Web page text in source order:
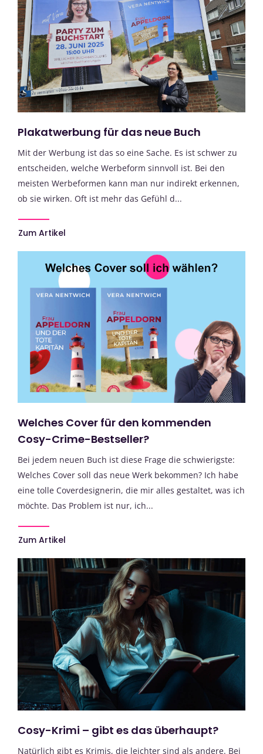
Plakatwerbung für das neue Buch
Mit der Werbung ist das so eine Sache. Es ist schwer zu
entscheiden, welche Werbeform sinnvoll ist. Bei den
meisten Werbeformen kann man nur indirekt erkennen,
ob sie wirken. Oft ist mehr das Gefühl d...
Zum Artikel
Welches Cover für den kommenden
Cosy-Crime-Bestseller?
Bei jedem neuen Buch ist diese Frage die schwierigste:
Welches Cover soll das neue Werk bekommen? Ich habe
eine tolle Coverdesignerin, die mir alles gestaltet, was ich
möchte. Das Problem ist nur, ich...
Zum Artikel
Cosy-Krimi – gibt es das überhaupt?
Natürlich gibt es Krimis, die leichter sind als andere. Bei